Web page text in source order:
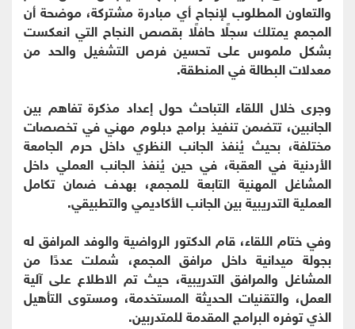
والتعاون المطلوب لإنجاح أي مبادرة مشتركة، موضحة أن
المجمع يمتلك سجلًا حافلًا بقصص النجاح التي انعكست
بشكل ملموس على تحسين فرص التشغيل والحد من
معدلات البطالة في المنطقة.
وجرى خلال اللقاء التباحث حول إعداد مذكرة تفاهم بين
الجانبين، تتضمن تنفيذ برامج دبلوم مهني في تخصصات
مختلفة، بحيث يُنفذ الجانب النظري داخل حرم الجامعة
الأردنية في العقبة، في حين يُنفذ الجانب العملي داخل
المشاغل المهنية التابعة للمجمع، بهدف ضمان تكامل
العملية التدريبية بين الجانب الأكاديمي والتطبيقي.
وفي ختام اللقاء، قام الدكتور الرواضية والوفد المرافق له
بجولة ميدانية داخل مرافق المجمع، شملت عددًا من
المشاغل والمرافق التدريبية، حيث تم الاطلاع على آلية
العمل، والتقنيات الحديثة المستخدمة، ومستوى التأهيل
الذي توفره البرامج المقدمة للمتدربين.